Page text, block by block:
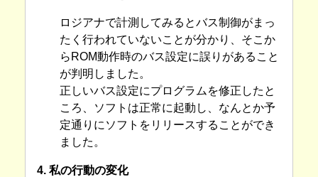
ロジアナで計測してみるとバス制御がまっ
たく行われていないことが分かり、そこか
らROM動作時のバス設定に誤りがあること
が判明しました。
正しいバス設定にプログラムを修正したと
ころ、ソフトは正常に起動し、なんとか予
定通りにソフトをリリースすることができ
ました。
4. 私の行動の変化